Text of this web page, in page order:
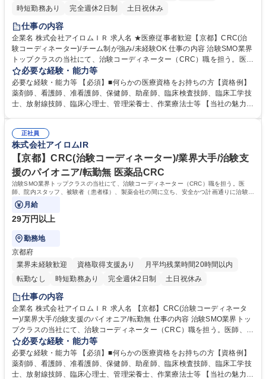
時短勤務あり
完全週休2日制 土日祝休み
仕事の内容
企業名 株式会社アイロムＩＲ 求人名 ★医療従事者歓迎【京都】CRC(治
験コーディネーター)/チーム制が強み/未経験OK 仕事の内容 治験SMO業界
トップクラスの当社にて、治験コーディネーター（CRC）職を担う。医
師、院内スタッフ、被験者（患者様）、製薬会社の間に立ち、安全かつ計
画通りに治験が進行するよう支援する。 【具体的には】治験が円滑に進む
よう、医師・院内スタッフ・被験者および製薬会社モニターの間に立ち、
GCPを遵守し、十分な安全を確保できる体制を維持しつつ、治験の開始か
のCRCが勤務しているため、チーム制にて負担を分散させることができ、
比較的柔軟な働き方が可能。 募集職種 ★医療従事者歓迎【京都】CRC(治
験コーディネーター)/チーム制が強み/未経験OK
必要な経験・能力等
必要な経験・能力等 【必須】■何らかの医療資格をお持ちの方【資格例】
薬剤師、看護師、准看護師、保健師、助産師、臨床検査技師、臨床工学技
士、放射線技師、臨床心理士、管理栄養士、作業療法士等 【当社の魅力】
いるためメンバー同士で協力して休日を取得することが可能。残業も月平
均15h程、コアタイム無のフレックス■研修：新卒採用を早期に実施した
歴史があるため座学やOJT含め育成環境は整備。入社後導入研修＋6ヶ月
間のOJT研修（実地研修）を想定。CRC/SMA社内認定制度有 学歴・資格
学歴：大学院 大学 高専 短大 専修学校 語学力： 資格：看護師 診療放射線
技師 臨床工学技士
正社員
株式会社アイロムIR
【京都】CRC(治験コーディネーター)/業界大手/治験支
援のパイオニア/転勤無 医薬品CRC
治験SMO業界トップクラスの当社にて、治験コーディネーター（CRC）職を担う。医
師、院内スタッフ、被験者（患者様）、製薬会社の間に立ち、安全かつ計画通りに治験が
進行するよう支援する。
月給
29万円以上
勤務地
京都府
業界未経験歓迎
資格取得支援あり
月平均残業時間20時間以内
転勤なし
時短勤務あり 完全週休2日制 土日祝休み
仕事の内容
企業名 株式会社アイロムＩＲ 求人名 【京都】CRC(治験コーディネータ
ー)/業界大手/治験支援のパイオニア/転勤無 仕事の内容 治験SMO業界トッ
プクラスの当社にて、治験コーディネーター（CRC）職を担う。医師、院
内スタッフ、被験者（患者様）、製薬会社の間に立ち、安全かつ計画通り
に治験が進行するよう支援する。 【具体的には】治験が円滑に進むよう、
医師・院内スタッフ・被験者および製薬会社モニターの間に立ち、GCPを
遵守し、十分な安全を確保できる体制を維持しつつ、治験の開始から終了
必要な経験・能力等
必要な経験・能力等 【必須】■何らかの医療資格をお持ちの方【資格例】
薬剤師、看護師、准看護師、保健師、助産師、臨床検査技師、臨床工学技
士、放射線技師、臨床心理士、管理栄養士、作業療法士等 【当社の魅力】